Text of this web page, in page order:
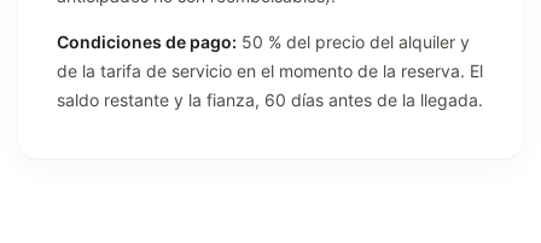
Condiciones de pago: 50 % del precio del alquiler y
de la tarifa de servicio en el momento de la reserva. El
saldo restante y la fianza, 60 días antes de la llegada.